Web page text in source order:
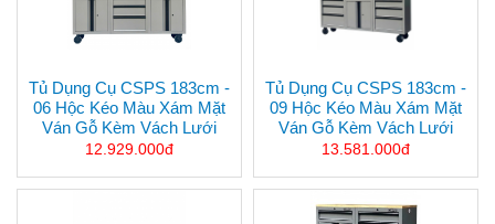
Tủ Dụng Cụ CSPS 183cm -
06 Hộc Kéo Màu Xám Mặt
Ván Gỗ Kèm Vách Lưới
12.929.000đ
Tủ Dụng Cụ CSPS 183cm -
09 Hộc Kéo Màu Xám Mặt
Ván Gỗ Kèm Vách Lưới
13.581.000đ